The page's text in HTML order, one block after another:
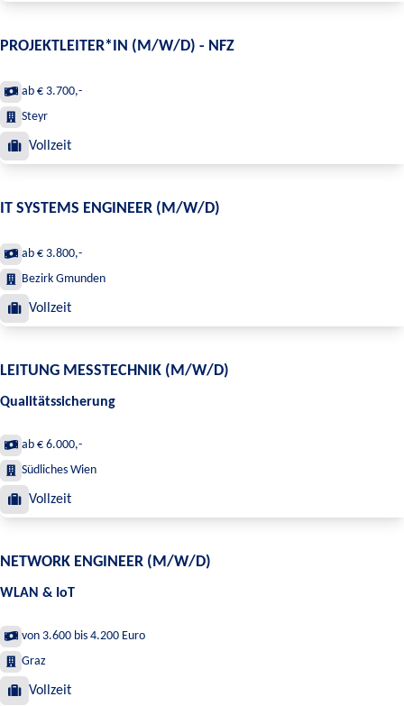
PROJEKTLEITER*IN (M/W/D) - NFZ
ab € 3.700,-
Steyr
Vollzeit
IT SYSTEMS ENGINEER (M/W/D)
ab € 3.800,-
Bezirk Gmunden
Vollzeit
LEITUNG MESSTECHNIK (M/W/D)
Qualitätssicherung
ab € 6.000,-
Südliches Wien
Vollzeit
NETWORK ENGINEER (M/W/D)
WLAN & IoT
von 3.600 bis 4.200 Euro
Graz
Vollzeit